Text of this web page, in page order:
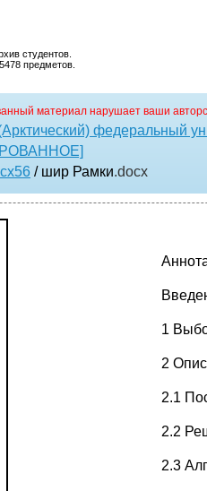
студентов.
предметов.
материал нарушает ваши
федеральный
/ шир Рамки.docx
1
2
2.1
2.2
2.3